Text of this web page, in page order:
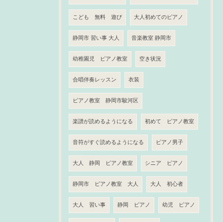
こども 無料 遊び 大人初めてのピアノ
静岡市 習い事 大人 音楽教室 静岡市
幼稚園児 ピアノ教室 空き状況
合唱伴奏レッスン 衣装
ピアノ教室 静岡市駿河区
楽譜が読めるようになる 初めて ピアノ教室
音符がすぐ読めるようになる ピアノ男子
大人 静岡 ピアノ教室 シニア ピアノ
静岡市 ピアノ教室 大人 大人 初心者
大人 習い事 静岡 ピアノ 幼児 ピアノ